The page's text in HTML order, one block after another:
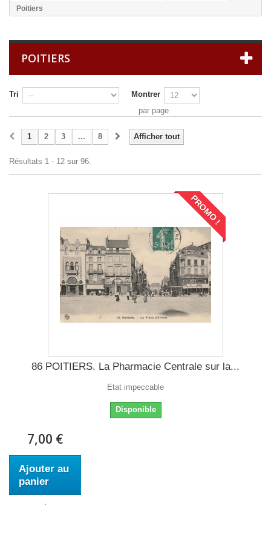
Poitiers
POITIERS
Tri
Montrer
par page
Afficher tout
1 2 3 ... 8
Résultats 1 - 12 sur 96.
PROMO !
86 POITIERS. La Pharmacie Centrale sur la...
Etat impeccable
Disponible
7,00 €
Ajouter au
panier